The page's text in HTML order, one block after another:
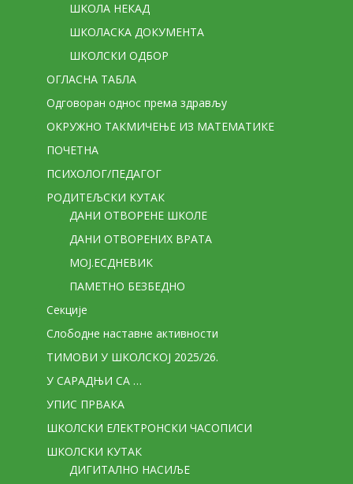
ШКОЛА НЕКАД
ШКОЛАСКА ДОКУМЕНТА
ШКОЛСКИ ОДБОР
ОГЛАСНА ТАБЛА
Одговоран однос према здрављу
ОКРУЖНО ТАКМИЧЕЊЕ ИЗ МАТЕМАТИКЕ
ПОЧЕТНА
ПСИХОЛОГ/ПЕДАГОГ
РОДИТЕЉСКИ КУТАК
ДАНИ ОТВОРЕНЕ ШКОЛЕ
ДАНИ ОТВОРЕНИХ ВРАТА
МОЈ.ЕСДНЕВИК
ПАМЕТНО БЕЗБЕДНО
Секције
Слободне наставне активности
ТИМОВИ У ШКОЛСКОЈ 2025/26.
У САРАДЊИ СА …
УПИС ПРВАКА
ШКОЛСКИ ЕЛЕКТРОНСКИ ЧАСОПИСИ
ШКОЛСКИ КУТАК
ДИГИТАЛНО НАСИЉЕ